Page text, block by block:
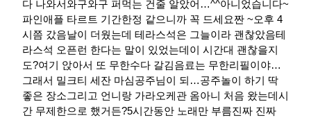
다 나와서와구와구 퍼먹는 건줄 알았어…^^아니었습니다~
파인애플 타르트 기간한정 같으니까 꼭 드세요짠 ~오후 4
시쯤 갔음날이 더웠는데 테라스석은 그늘이라 괜찮았음테
라스석 오픈런 한다는 말이 있었는데이 시간대 괜찮을지
도?여기 앉아서 또 무한수다 갈김음료는 무한리필이야…
그래서 밀크티 세잔 마심공주님이 되…공주놀이 하기 딱
좋은 장소그리고 언니랑 가라오케관 옴아니 처음 왔는데시
간 무제한으로 했거든?5시간동안 노래만 부름진짜 진짜